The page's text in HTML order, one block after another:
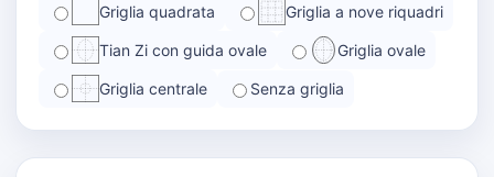
Griglia quadrata Griglia a nove riquadri
Tian Zi con guida ovale Griglia ovale
Griglia centrale Senza griglia